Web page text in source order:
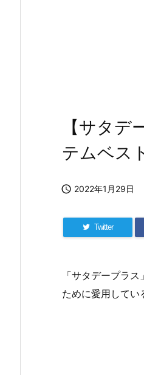
【サタ
テムベス
 2022年1月29日
Twitter
「サタデープラ
ために愛用してい